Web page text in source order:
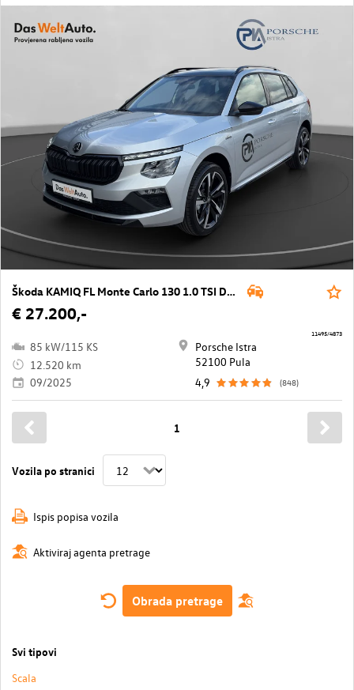
Škoda KAMIQ FL Monte Carlo 130 1.0 TSI DSG
€ 27.200,-
85 kW/115 KS
12.520 km
09/2025
Porsche Istra
52100 Pula
4,9
(848)
11495/4873
Vozila po stranici
1
Ispis popisa vozila
Aktiviraj agenta pretrage
Obrada pretrage
Svi tipovi
Scala